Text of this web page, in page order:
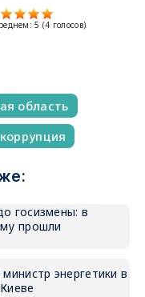
5 (4 голосов)
область
коррупция
госизмены: в
прошли
энергетики в